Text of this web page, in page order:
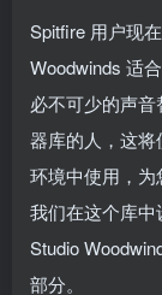
Spitfire 用户现
Woodwinds 适
必不可少的声
器库的人，这
环境中使用，
我们在这个库
Studio
部分。